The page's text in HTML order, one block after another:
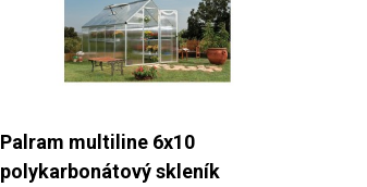
Palram multiline 6x10
polykarbonátový skleník